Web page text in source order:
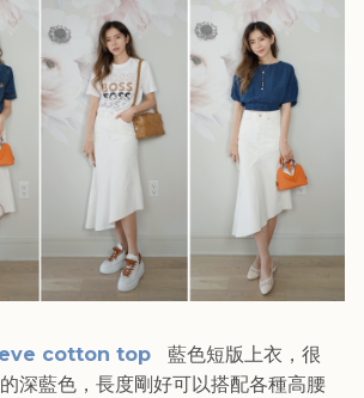
cotton top
藍色短版上衣，很
深藍色，長度剛好可以搭配各種高腰